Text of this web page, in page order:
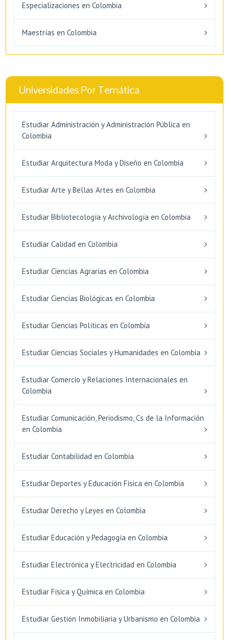
Especializaciones en Colombia
Maestrías en Colombia
Universidades Por Temática
Estudiar Administración y Administración Pública en
Colombia
Estudiar Arquitectura Moda y Diseño en Colombia
Estudiar Arte y Bellas Artes en Colombia
Estudiar Bibliotecología y Archivología en Colombia
Estudiar Calidad en Colombia
Estudiar Ciencias Agrarias en Colombia
Estudiar Ciencias Biológicas en Colombia
Estudiar Ciencias Políticas en Colombia
Estudiar Ciencias Sociales y Humanidades en Colombia
Estudiar Comercio y Relaciones Internacionales en
Colombia
Estudiar Comunicación, Periodismo, Cs de la Información
en Colombia
Estudiar Contabilidad en Colombia
Estudiar Deportes y Educación Física en Colombia
Estudiar Derecho y Leyes en Colombia
Estudiar Educación y Pedagogía en Colombia
Estudiar Electrónica y Electricidad en Colombia
Estudiar Física y Química en Colombia
Estudiar Gestión Inmobiliaria y Urbanismo en Colombia